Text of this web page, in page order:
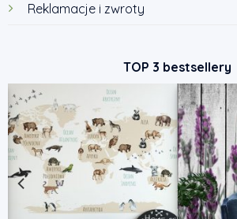
Reklamacje i zwroty
TOP 3 bestsellery